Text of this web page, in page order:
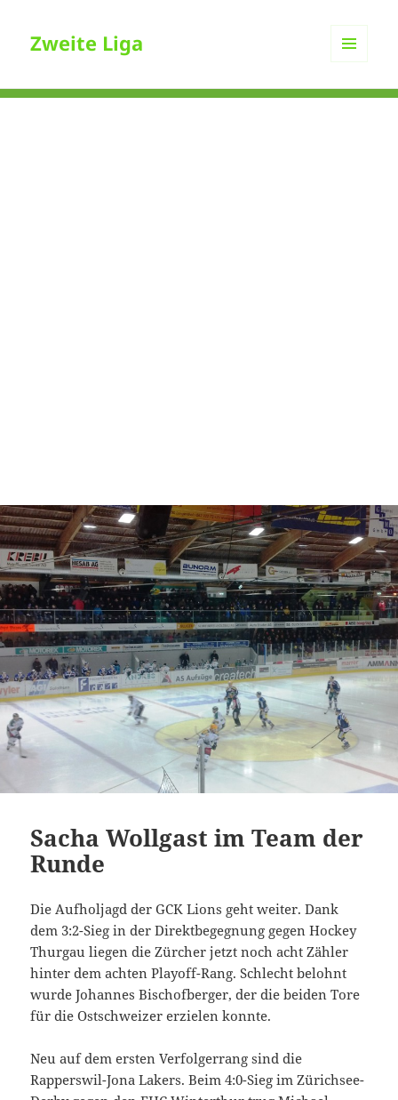
Zweite Liga
WIDGETS
Sacha Wollgast im Team der
Runde
Die Aufholjagd der GCK Lions geht weiter. Dank
dem 3:2-Sieg in der Direktbegegnung gegen Hockey
Thurgau liegen die Zürcher jetzt noch acht Zähler
hinter dem achten Playoff-Rang. Schlecht belohnt
wurde Johannes Bischofberger, der die beiden Tore
für die Ostschweizer erzielen konnte.
Neu auf dem ersten Verfolgerrang sind die
Rapperswil-Jona Lakers. Beim 4:0-Sieg im Zürichsee-